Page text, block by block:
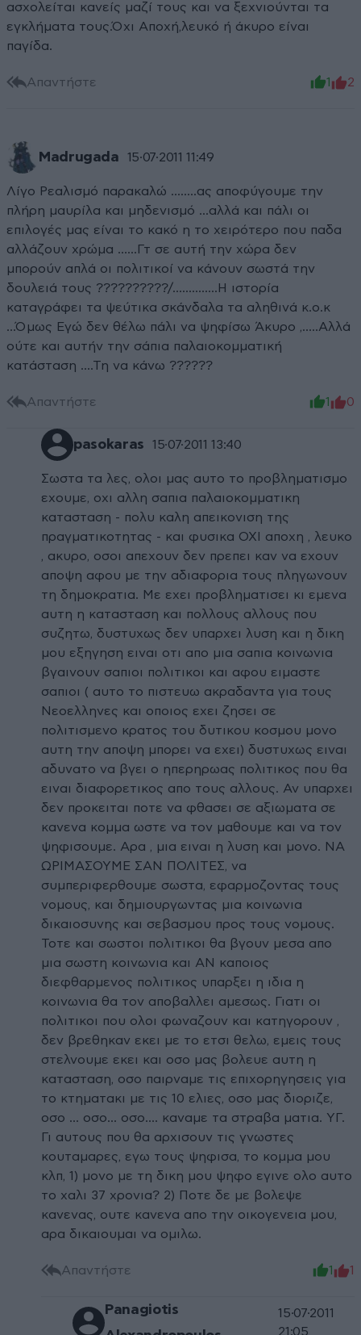
ασχολείται κανείς μαζί τους και να ξεχνιούνται τα
εγκλήματα τους.Όχι Αποχή,λευκό ή άκυρο είναι
παγίδα.
Απαντήστε 1 2
Madrugada 15·07·2011 11:49
Λίγο Ρεαλισμό παρακαλώ ........ας αποφύγουμε την
πλήρη μαυρίλα και μηδενισμό ...αλλά και πάλι οι
επιλογές μας είναι το κακό η το χειρότερο που παδα
αλλάζουν χρώμα ......Γτ σε αυτή την χώρα δεν
μπορούν απλά οι πολιτικοί να κάνουν σωστά την
δουλειά τους ??????????/..............Η ιστορία
καταγράφει τα ψεύτικα σκάνδαλα τα αληθινά κ.ο.κ
...Όμως Εγώ δεν θέλω πάλι να ψηφίσω Άκυρο ,.....Αλλά
ούτε και αυτήν την σάπια παλαιοκομματική
κατάσταση ....Τη να κάνω ??????
Απαντήστε 1 0
pasokaras 15·07·2011 13:40
Σωστα τα λες, ολοι μας αυτο το προβληματισμο
εχουμε, οχι αλλη σαπια παλαιοκομματικη
κατασταση - πολυ καλη απεικονιση της
πραγματικοτητας - και φυσικα ΟΧΙ αποχη , λευκο
, ακυρο, οσοι απεχουν δεν πρεπει καν να εχουν
αποψη αφου με την αδιαφορια τους πληγωνουν
τη δημοκρατια. Με εχει προβληματισει κι εμενα
αυτη η κατασταση και πολλους αλλους που
συζητω, δυστυχως δεν υπαρχει λυση και η δικη
μου εξηγηση ειναι οτι απο μια σαπια κοινωνια
βγαινουν σαπιοι πολιτικοι και αφου ειμαστε
σαπιοι ( αυτο το πιστευω ακραδαντα για τους
Νεοελληνες και οποιος εχει ζησει σε
πολιτισμενο κρατος του δυτικου κοσμου μονο
αυτη την αποψη μπορει να εχει) δυστυχως ειναι
αδυνατο να βγει ο ηπερηρωας πολιτικος που θα
ειναι διαφορετικος απο τους αλλους. Αν υπαρχει
δεν προκειται ποτε να φθασει σε αξιωματα σε
κανενα κομμα ωστε να τον μαθουμε και να τον
ψηφισουμε. Αρα , μια ειναι η λυση και μονο. ΝΑ
ΩΡΙΜΑΣΟΥΜΕ ΣΑΝ ΠΟΛΙΤΕΣ, να
συμπεριφερθουμε σωστα, εφαρμοζοντας τους
νομους, και δημιουργωντας μια κοινωνια
δικαιοσυνης και σεβασμου προς τους νομους.
Τοτε και σωστοι πολιτικοι θα βγουν μεσα απο
μια σωστη κοινωνια και ΑΝ καποιος
διεφθαρμενος πολιτικος υπαρξει η ιδια η
κοινωνια θα τον αποβαλλει αμεσως. Γιατι οι
πολιτικοι που ολοι φωναζουν και κατηγορουν ,
δεν βρεθηκαν εκει με το ετσι θελω, εμεις τους
στελνουμε εκει και οσο μας βολευε αυτη η
κατασταση, οσο παιρναμε τις επιχορηγησεις για
το κτηματακι με τις 10 ελιες, οσο μας διοριζε,
οσο ... οσο... οσο.... καναμε τα στραβα ματια. ΥΓ.
Γι αυτους που θα αρχισουν τις γνωστες
κουταμαρες, εγω τους ψηφισα, το κομμα μου
κλπ, 1) μονο με τη δικη μου ψηφο εγινε ολο αυτο
το χαλι 37 χρονια? 2) Ποτε δε με βολεψε
κανενας, ουτε κανενα απο την οικογενεια μου,
αρα δικαιουμαι να ομιλω.
Απαντήστε 1 1
Panagiotis
15·07·2011
21:05